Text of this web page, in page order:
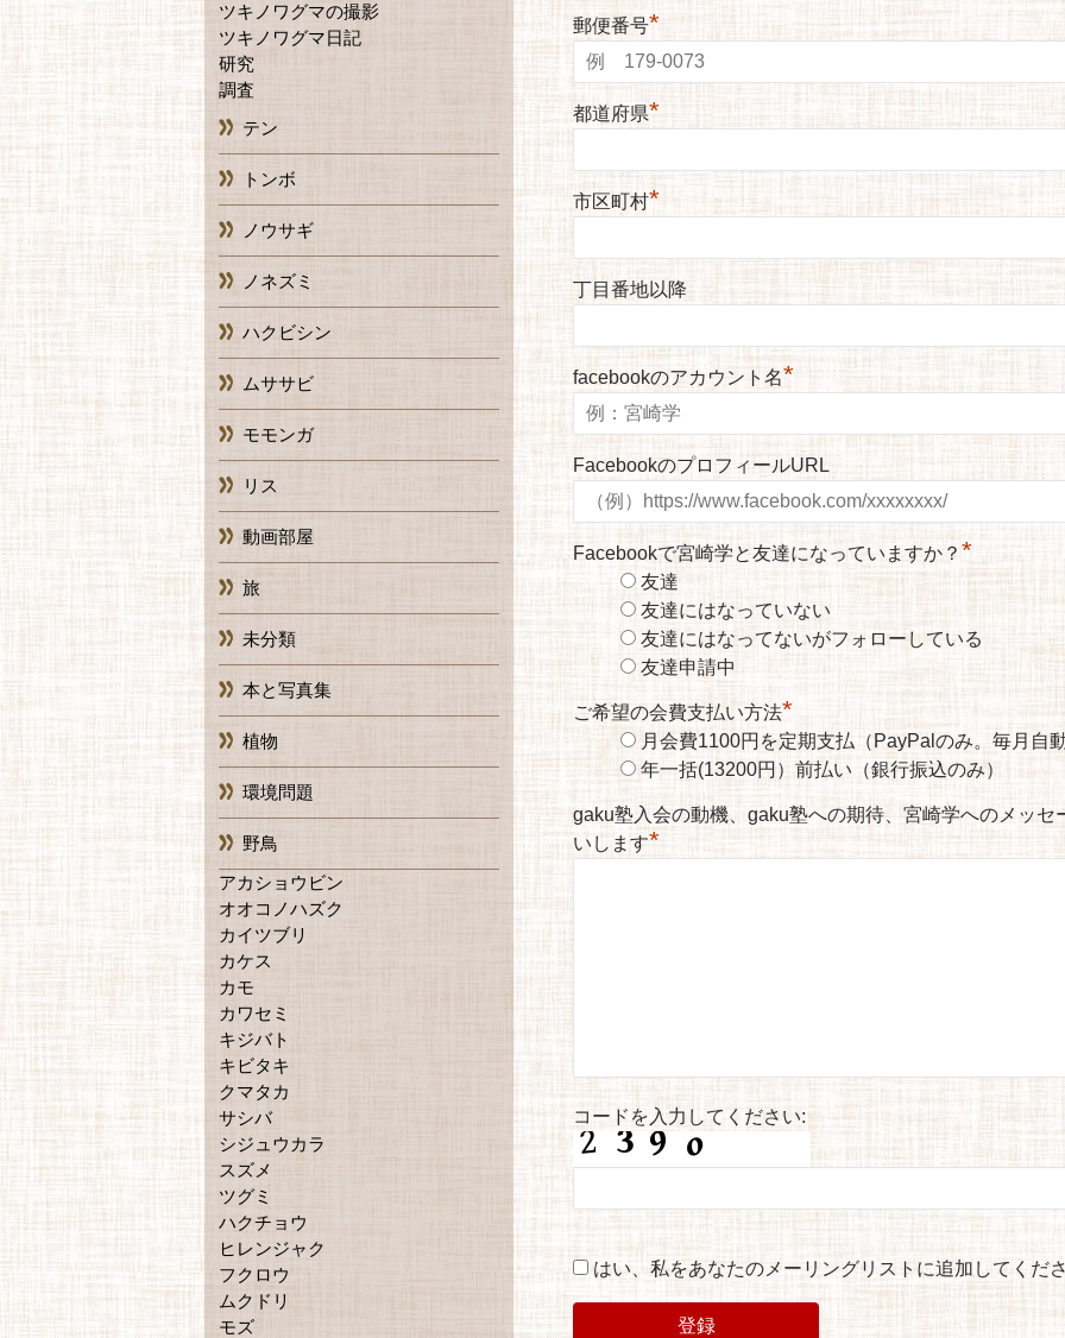
郵便番号*
都道府県*
市区町村*
丁目番地以降
facebookのアカウント名*
FacebookのプロフィールURL
Facebookで宮崎学と友達になっていますか？ *
友達
友達にはなっていない
友達にはなってないがフォローしている
友達申請中
ご希望の会費支払い方法*
月会費1100円を定期支払（PayPalのみ。毎月自
年一括(13200円）前払い（銀行振込のみ）
gaku塾入会の動機、gaku塾への期待、宮崎学へのメッセ
いします*
コードを入力してください:
はい、私をあなたのメーリングリストに追加してくだ
ツキノワグマの撮影
ツキノワグマ日記
研究
調査
テン
トンボ
ノウサギ
ノネズミ
ハクビシン
ムササビ
モモンガ
リス
動画部屋
旅
未分類
本と写真集
植物
環境問題
野鳥
アカショウビン
オオコノハズク
カイツブリ
カケス
カモ
カワセミ
キジバト
キビタキ
クマタカ
サシバ
シジュウカラ
スズメ
ツグミ
ハクチョウ
ヒレンジャク
フクロウ
ムクドリ
モズ